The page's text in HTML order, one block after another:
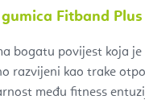
Fitband
bogatu povijest koja
razvijeni kao trake
među fitness